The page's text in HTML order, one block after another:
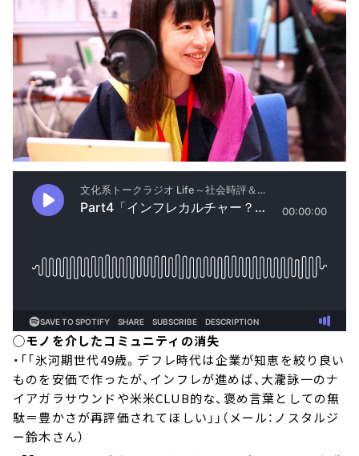
◯モノを介したコミュニティの消失
・「「氷河期世代49歳。デフレ時代は企業が知恵を絞り良い
ものを安価で作ったが、インフレが進めば、大瀧詠一のナ
イアガラサウンドや米米CLUB的な、褒め言葉としての無
駄＝豊かさが再評価されてほしい」」（メール：ノスタルジ
ー鈴木さん）